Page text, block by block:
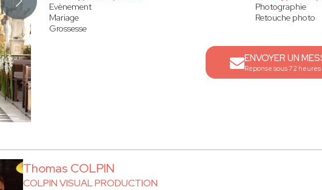
Evènement
Mariage
Grossesse
Photographie
Retouche photo
ENVOYER UN
Réponse sous 72 heures
Thomas COLPIN
COLPIN VISUAL PRODUCTION